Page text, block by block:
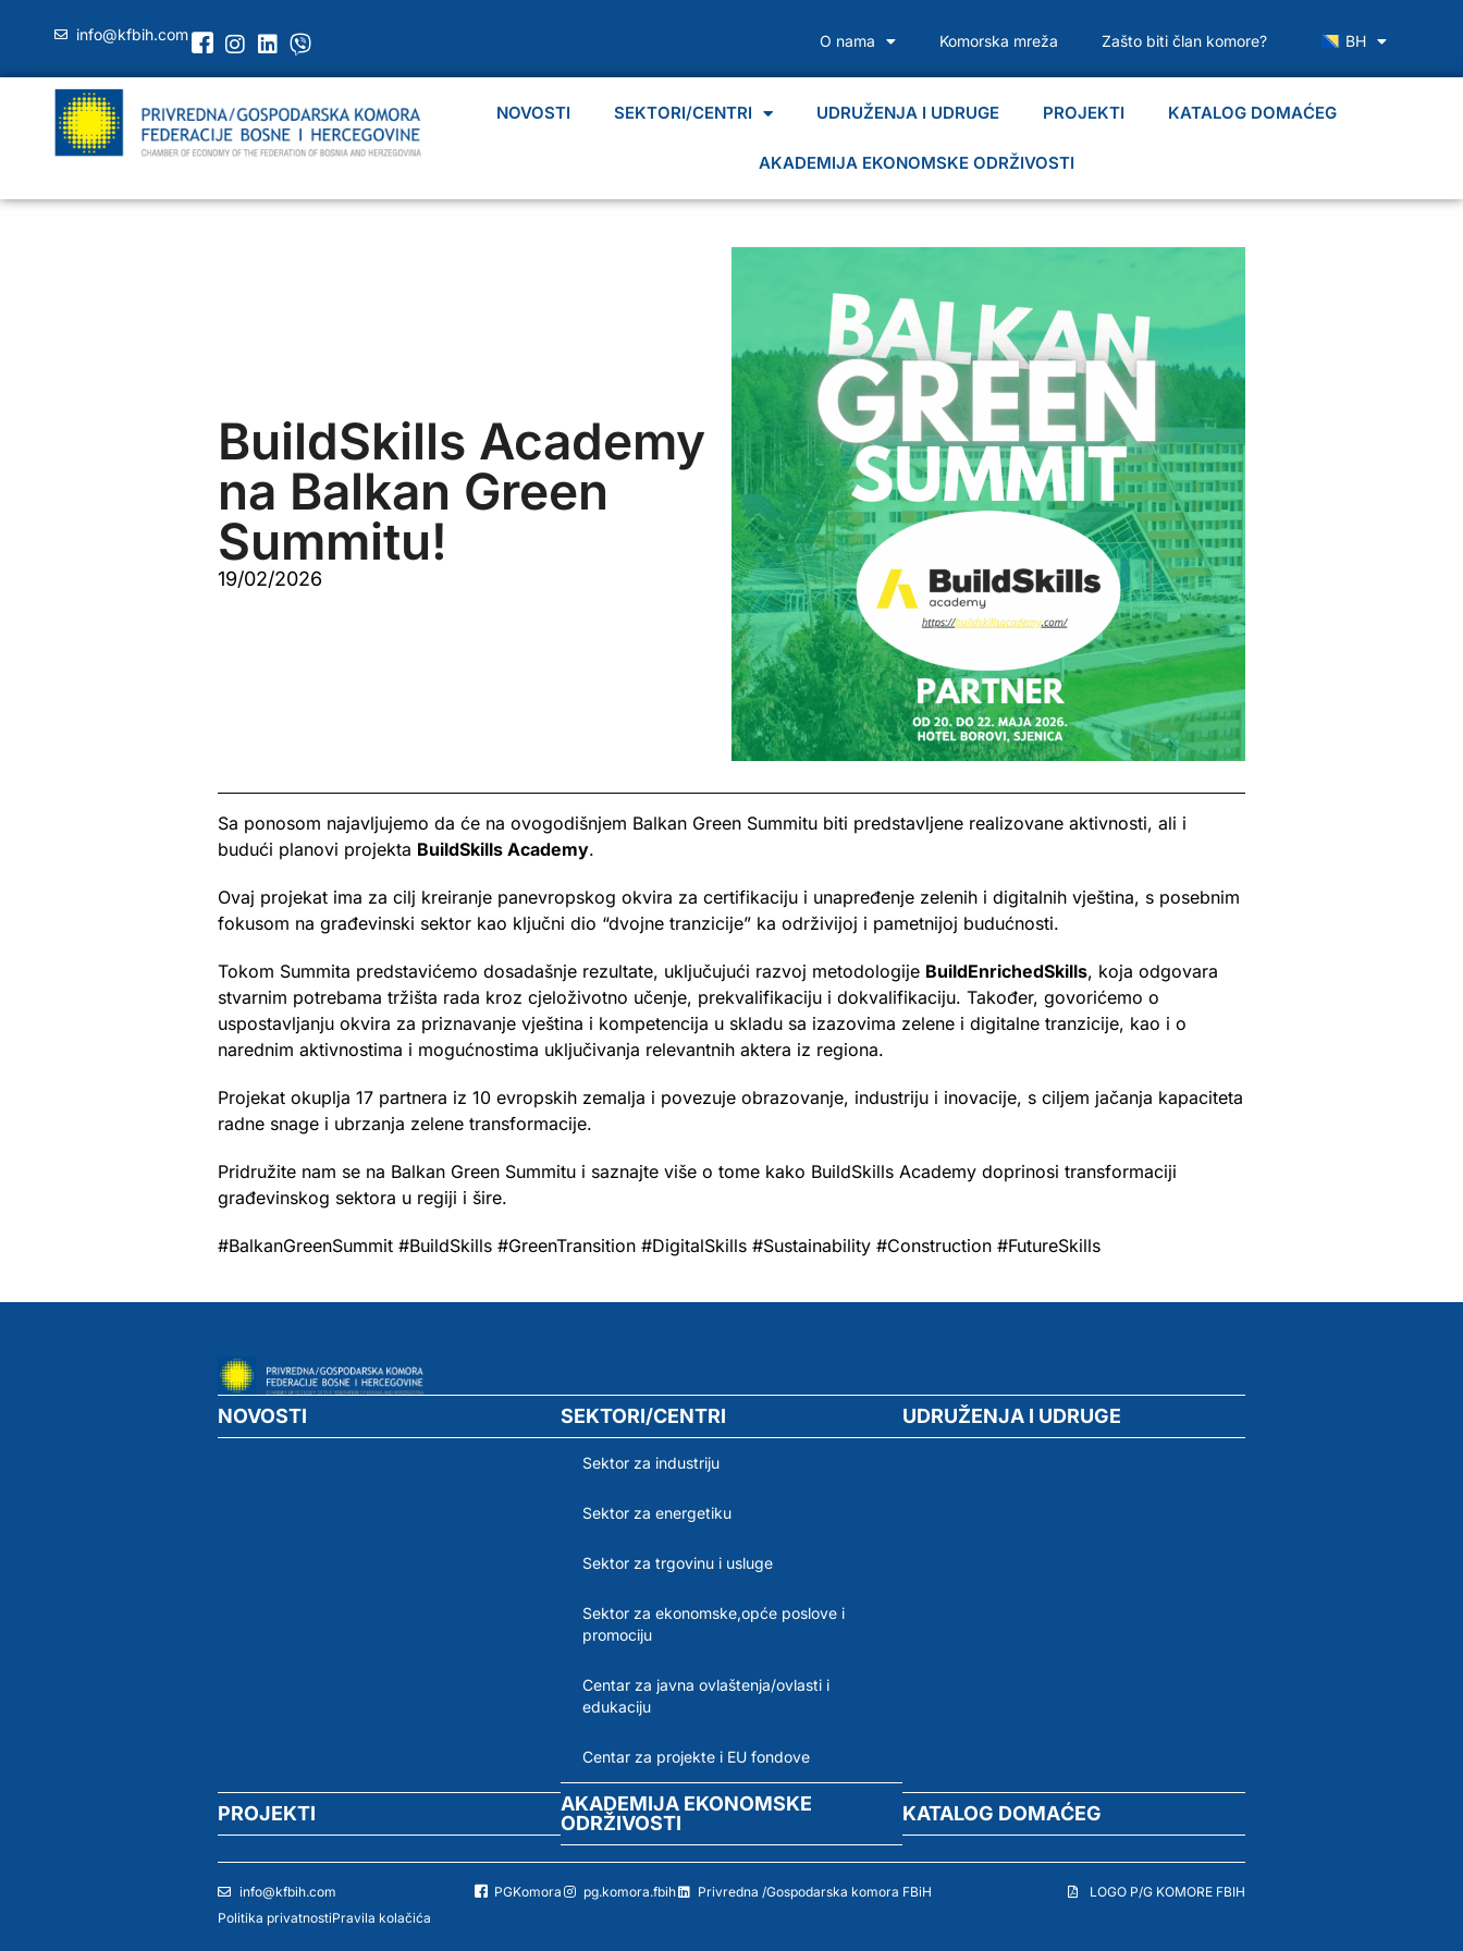
info@kfbih.com O nama Komorska mreža Zašto biti član komore? BH
NOVOSTI SEKTORI/CENTRI UDRUŽENJA I UDRUGE PROJEKTI KATALOG DOMAĆEG
AKADEMIJA EKONOMSKE ODRŽIVOSTI
BuildSkills Academy
na Balkan Green
Summitu!
19/02/2026
Sa ponosom najavljujemo da će na ovogodišnjem Balkan Green Summitu biti predstavljene realizovane aktivnosti, ali i
budući planovi projekta BuildSkills Academy.
Ovaj projekat ima za cilj kreiranje panevropskog okvira za certifikaciju i unapređenje zelenih i digitalnih vještina, s posebnim
fokusom na građevinski sektor kao ključni dio “dvojne tranzicije” ka održivijoj i pametnijoj budućnosti.
Tokom Summita predstavićemo dosadašnje rezultate, uključujući razvoj metodologije BuildEnrichedSkills, koja odgovara
stvarnim potrebama tržišta rada kroz cjeloživotno učenje, prekvalifikaciju i dokvalifikaciju. Također, govorićemo o
uspostavljanju okvira za priznavanje vještina i kompetencija u skladu sa izazovima zelene i digitalne tranzicije, kao i o
narednim aktivnostima i mogućnostima uključivanja relevantnih aktera iz regiona.
Projekat okuplja 17 partnera iz 10 evropskih zemalja i povezuje obrazovanje, industriju i inovacije, s ciljem jačanja kapaciteta
radne snage i ubrzanja zelene transformacije.
Pridružite nam se na Balkan Green Summitu i saznajte više o tome kako BuildSkills Academy doprinosi transformaciji
građevinskog sektora u regiji i šire.
#BalkanGreenSummit #BuildSkills #GreenTransition #DigitalSkills #Sustainability #Construction #FutureSkills
NOVOSTI SEKTORI/CENTRI
Sektor za industriju
Sektor za energetiku
Sektor za trgovinu i usluge
Sektor za ekonomske,opće poslove i
promociju
Centar za javna ovlaštenja/ovlasti i
edukaciju
Centar za projekte i EU fondove
UDRUŽENJA I UDRUGE
PROJEKTI
AKADEMIJA EKONOMSKE
ODRŽIVOSTI
KATALOG DOMAĆEG
info@kfbih.com PGKomora pg.komora.fbih Privredna /Gospodarska komora FBiH
LOGO P/G KOMORE FBIH
Politika privatnostiPravila kolačića